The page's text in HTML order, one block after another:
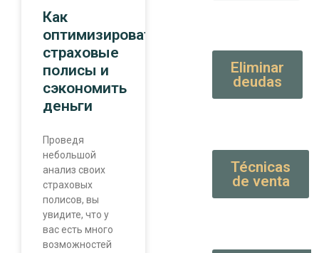
Как
оптимизировать
страховые
полисы и
сэкономить
деньги
Проведя
небольшой
анализ своих
страховых
полисов, вы
увидите, что у
вас есть много
возможностей
Eliminar
deudas
Técnicas
de venta